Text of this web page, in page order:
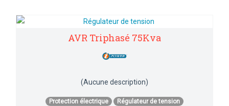
AVR Triphasé 75Kva
(Aucune description)
Protection électrique Régulateur de tension